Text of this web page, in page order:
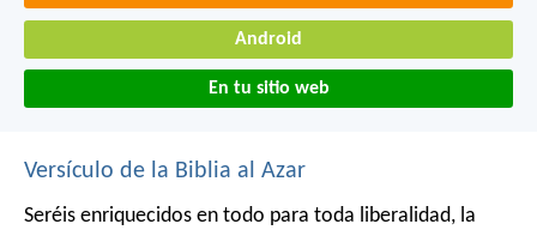
Android
En tu sitio web
Versículo de la Biblia al Azar
Seréis enriquecidos en todo para toda liberalidad, la